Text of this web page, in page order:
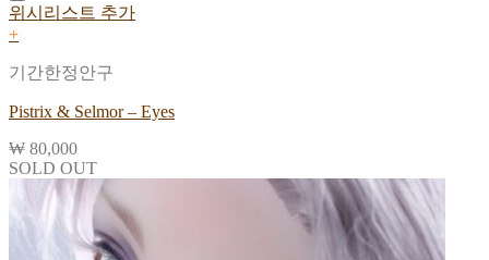
위시리스트 추가
+
기간한정안구
Pistrix & Selmor – Eyes
₩ 80,000
SOLD OUT